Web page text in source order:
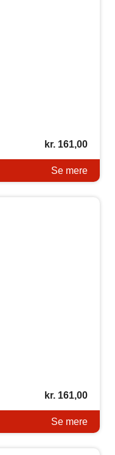
kr.161,00
Se mere
kr.161,00
Se mere